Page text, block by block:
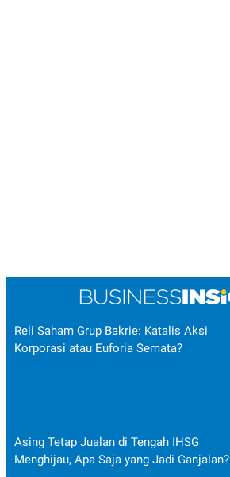
Reli Saham Grup Bakrie: Katalis Aksi
Korporasi atau Euforia Semata?
Asing Tetap Jualan di Tengah IHSG
Menghijau, Apa Saja yang Jadi Ganjalan?